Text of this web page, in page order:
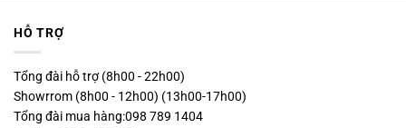
HỖ TRỢ
Tổng đài hỗ trợ (8h00 - 22h00)
Showrrom (8h00 - 12h00) (13h00-17h00)
Tổng đài mua hàng:098 789 1404